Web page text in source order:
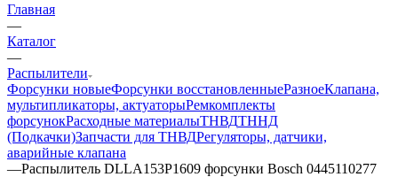
Главная
—
Каталог
—
Распылители
Форсунки новыеФорсунки восстановленныеРазноеКлапана,
мультипликаторы, актуаторыРемкомплекты
форсунокРасходные материалыТНВДТННД
(Подкачки)Запчасти для ТНВДРегуляторы, датчики,
аварийные клапана
—Распылитель DLLA153P1609 форсунки Bosch 0445110277